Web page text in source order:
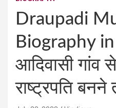
Draupadi
Biography
आदिवासी गांव
राष्ट्रपति